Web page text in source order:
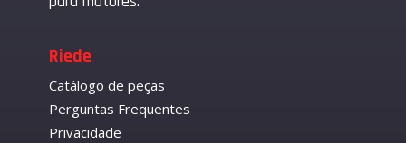
Riede
Catálogo de peças
Perguntas Frequentes
Privacidade